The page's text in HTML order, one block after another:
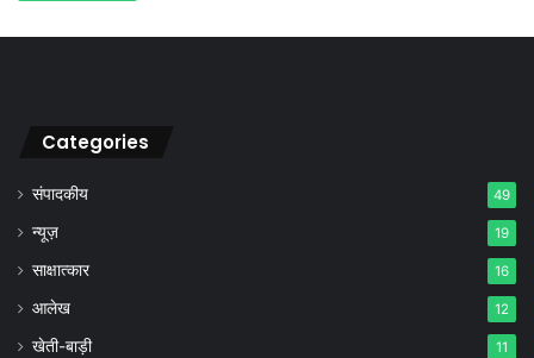
Categories
संपादकीय 49
न्यूज़ 19
साक्षात्कार 16
आलेख 12
खेती-बाड़ी 11